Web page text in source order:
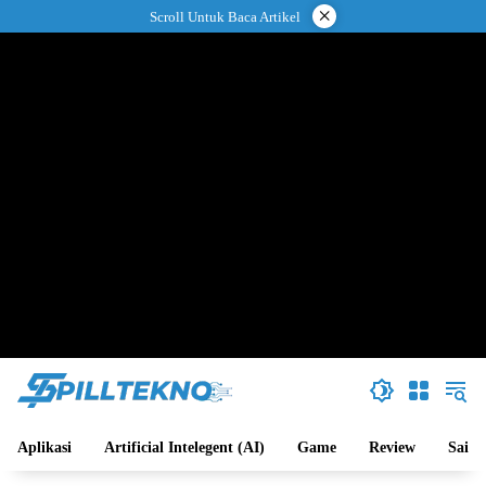
ke
Scroll Untuk Baca Artikel ×
Aplikasi Artificial Intelegent (AI) Game Review Sains